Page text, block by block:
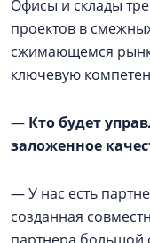
Офисы и склады
проектов в
сжимающемся
ключевую
— Кто будет
заложенное
— У нас есть
созданная